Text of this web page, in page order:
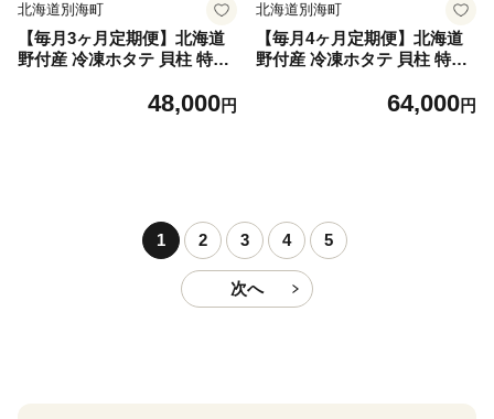
北海道別海町
【毎月3ヶ月定期便】北海道
野付産 冷凍ホタテ 貝柱 特大
（ほたて ホタテ 帆立 ふるさ
48,000円
北海道別海町
【毎月4ヶ月定期便】北海道
野付産 冷凍ホタテ 貝柱 特大
（ほたて ホタテ 帆立 ふるさ
64,000円
1 2 3 4 5
次へ